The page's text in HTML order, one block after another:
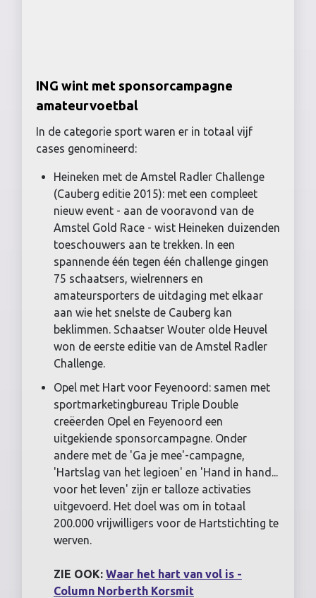
ING wint met sponsorcampagne
amateurvoetbal
In de categorie sport waren er in totaal vijf
cases genomineerd:
Heineken met de Amstel Radler Challenge
(Cauberg editie 2015): met een compleet
nieuw event - aan de vooravond van de
Amstel Gold Race - wist Heineken duizenden
toeschouwers aan te trekken. In een
spannende één tegen één challenge gingen
75 schaatsers, wielrenners en
amateursporters de uitdaging met elkaar
aan wie het snelste de Cauberg kan
beklimmen. Schaatser Wouter olde Heuvel
won de eerste editie van de Amstel Radler
Challenge.
Opel met Hart voor Feyenoord: samen met
sportmarketingbureau Triple Double
creëerden Opel en Feyenoord een
uitgekiende sponsorcampagne. Onder
andere met de 'Ga je mee'-campagne,
'Hartslag van het legioen' en 'Hand in hand...
voor het leven' zijn er talloze activaties
uitgevoerd. Het doel was om in totaal
200.000 vrijwilligers voor de Hartstichting te
werven.
ZIE OOK: Waar het hart van vol is -
Column Norberth Korsmit